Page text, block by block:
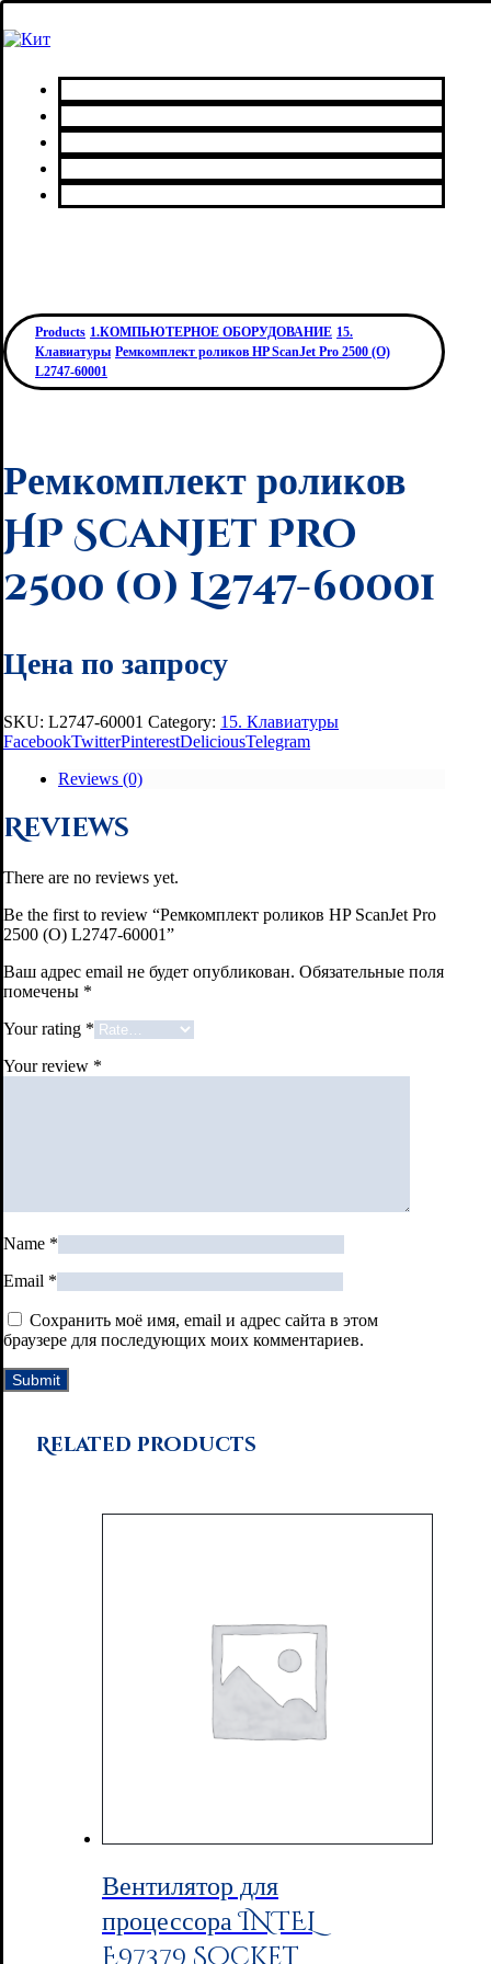
Products 1.КОМПЬЮТЕРНОЕ ОБОРУДОВАНИЕ 15.
Клавиатуры Ремкомплект роликов HP ScanJet Pro 2500 (О)
L2747-60001
Ремкомплект роликов
HP ScanJet Pro
2500 (О) L2747-60001
Цена по запросу
SKU: L2747-60001 Category: 15. Клавиатуры
FacebookTwitterPinterestDeliciousTelegram
Reviews (0)
Reviews
There are no reviews yet.
Be the first to review “Ремкомплект роликов HP ScanJet Pro
2500 (О) L2747-60001”
Ваш адрес email не будет опубликован. Обязательные поля
помечены *
Your rating *
Your review *
Name *
Email *
Сохранить моё имя, email и адрес сайта в этом
браузере для последующих моих комментариев.
Related products
Вентилятор для
процессора INTEL